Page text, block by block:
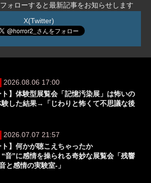
ォローすると最新記事をお知らせします
X(Twitter)
2026.08.06 17:00
ト】体験型展覧会「記憶汚染展」は怖いの
した結果→「じわりと怖くて不思議な後
2026.07.07 21:57
ト】何かが聴こえちゃったか
”に感情を操られる奇妙な展覧会「残響
と感情の実験室-」